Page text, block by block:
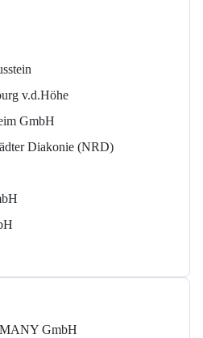
v.d.Höhe
GmbH
Diakonie (NRD)
GmbH